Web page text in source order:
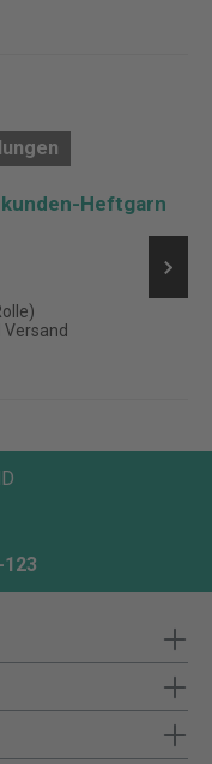
Heftgarn
123